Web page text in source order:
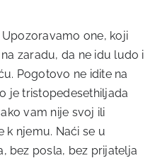
Upozoravamo one, koji
zaradu, da ne idu ludo i
Pogotovo ne idite na
je tristopedesethiljada
vam nije svoj ili
k njemu. Naći se u
bez posla, bez prijatelja